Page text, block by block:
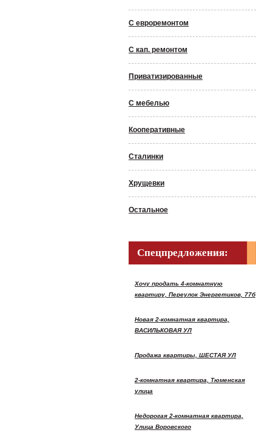
С евроремонтом
С кап. ремонтом
Приватизированные
С мебелью
Кооперативные
Сталинки
Хрущевки
Остальное
Спецпредложения:
Хочу продать 4-комнатную
квартиру, Переулок Энергетиков, 77б
Новая 2-комнатная квартира,
ВАСИЛЬКОВАЯ УЛ
Продажа квартиры, ШЕСТАЯ УЛ
2-комнатная квартира, Тюменская
улица
Недорогая 2-комнатная квартира,
Улица Воровского